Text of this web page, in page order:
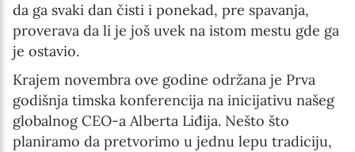
da ga svaki dan čisti i ponekad, pre spavanja,
proverava da li je još uvek na istom mestu gde ga
je ostavio.
Krajem novembra ove godine održana je Prva
godišnja timska konferencija na inicijativu našeg
globalnog CEO-a Alberta Liđija. Nešto što
planiramo da pretvorimo u jednu lepu tradiciju,